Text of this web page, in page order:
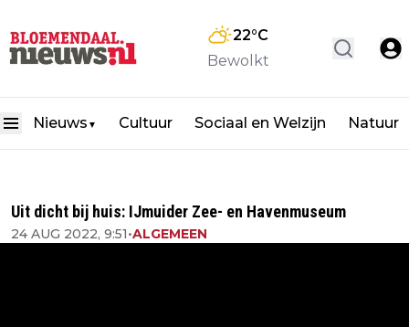
22°C
Bewolkt
Nieuws ▼ Cultuur Sociaal en Welzijn Natuur
Uit dicht bij huis: IJmuider Zee- en Havenmuseum
24 AUG 2022, 9:51•ALGEMEEN